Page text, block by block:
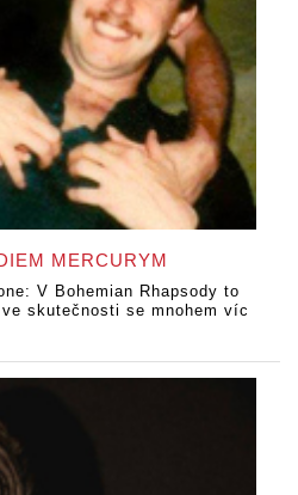
MERCURYM
V Bohemian Rhapsody to
skutečnosti se mnohem víc